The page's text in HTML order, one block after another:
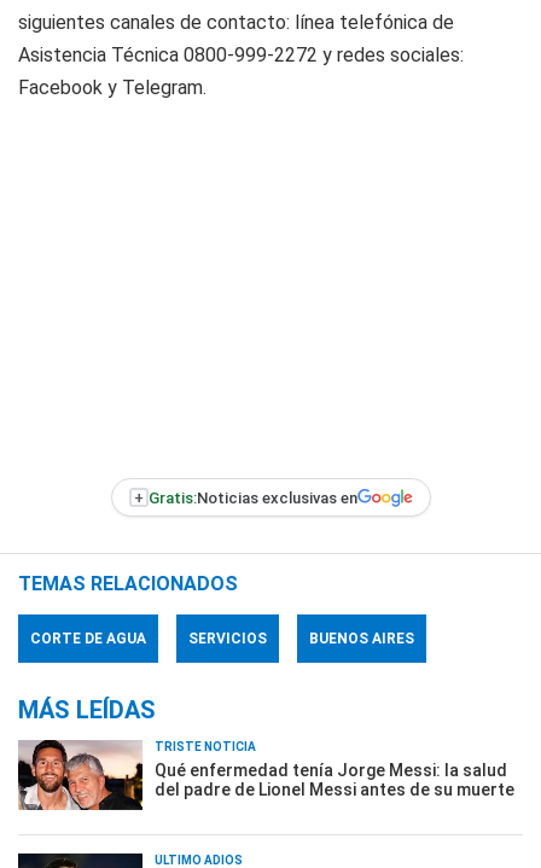
siguientes canales de contacto: línea telefónica de
Asistencia Técnica 0800-999-2272 y redes sociales:
Facebook y Telegram.
+ Gratis:Noticias exclusivas en
TEMAS RELACIONADOS
CORTE DE AGUA SERVICIOS BUENOS AIRES
MÁS LEÍDAS
TRISTE NOTICIA
Qué enfermedad tenía Jorge Messi: la salud
del padre de Lionel Messi antes de su muerte
ÚLTIMO ADIÓS